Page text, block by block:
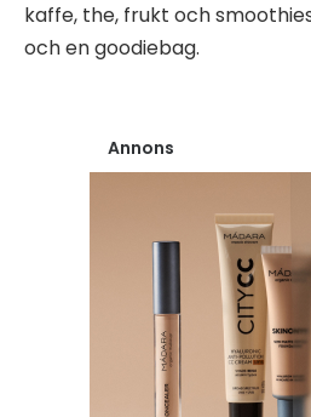
kaffe, the, frukt och
och en goodiebag.
Annons